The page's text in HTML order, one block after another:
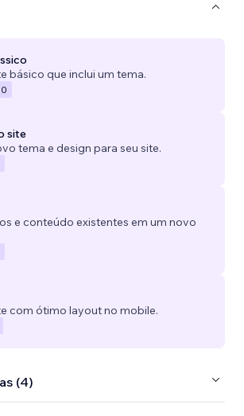
básico que inclui um tema.
site
tema e design para seu site.
e conteúdo existentes em um novo
com ótimo layout no mobile.
(4)